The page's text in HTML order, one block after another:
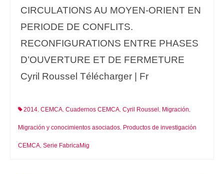
CIRCULATIONS AU MOYEN-ORIENT EN
PERIODE DE CONFLITS.
RECONFIGURATIONS ENTRE PHASES
D’OUVERTURE ET DE FERMETURE
Cyril Roussel Télécharger | Fr
2014, CEMCA, Cuadernos CEMCA, Cyril Roussel , Migración,
Migración y conocimientos asociados, Productos de investigación
CEMCA, Serie FabricaMig